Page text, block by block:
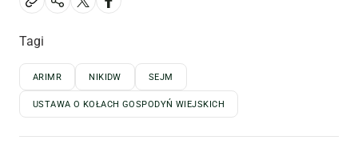
Tagi
ARIMR NIKIDW SEJM
USTAWA O KOŁACH GOSPODYŃ WIEJSKICH